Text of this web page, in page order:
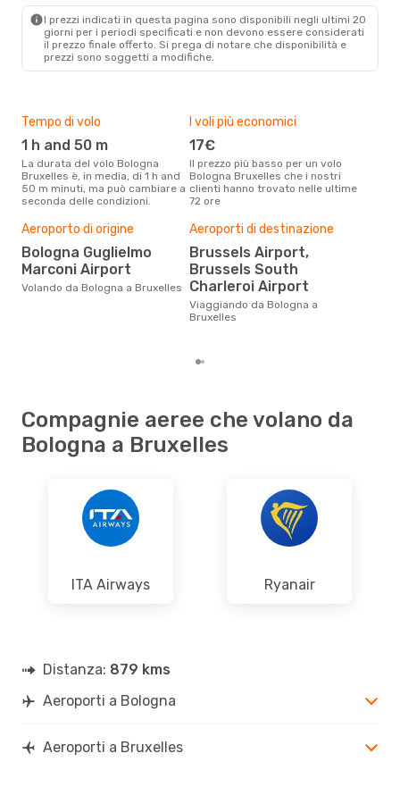
I prezzi indicati in questa pagina sono disponibili negli ultimi 20
giorni per i periodi specificati e non devono essere considerati
il ​​prezzo finale offerto. Si prega di notare che disponibilità e
prezzi sono soggetti a modifiche.
Tempo di volo
1 h and 50 m
La durata del volo Bologna
Bruxelles è, in media, di 1 h and
50 m minuti, ma può cambiare a
seconda delle condizioni.
I voli più economici
17€
Il prezzo più basso per un volo
Bologna Bruxelles che i nostri
clienti hanno trovato nelle ultime
72 ore
Aeroporto di origine
Bologna Guglielmo
Marconi Airport
Volando da Bologna a Bruxelles
Aeroporti di destinazione
Brussels Airport,
Brussels South
Charleroi Airport
Viaggiando da Bologna a
Bruxelles
Compagnie aeree che volano da
Bologna a Bruxelles
ITA Airways Ryanair
Distanza: 879 kms
Aeroporti a Bologna
Aeroporti a Bruxelles